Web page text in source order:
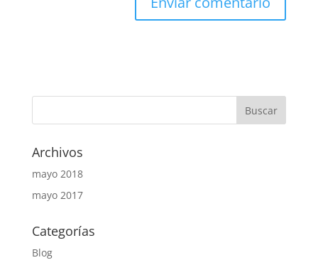
Archivos
mayo 2018
mayo 2017
Categorías
Blog